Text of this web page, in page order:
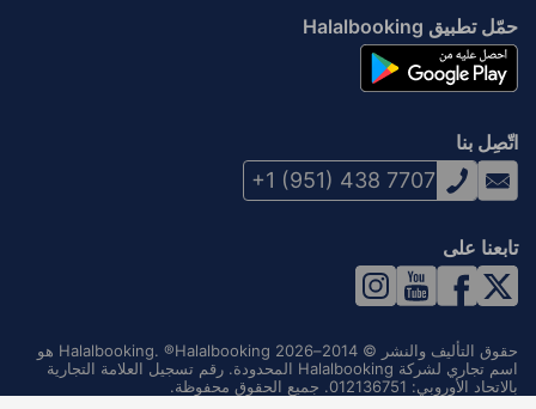
حمّل تطبيق Halalbooking
اتّصِل بنا
+1 (951) 438 7707
تابعنا على
حقوق التأليف والنشر © 2014–2026 Halalbooking. ®Halalbooking هو
اسم تجاري لشركة Halalbooking المحدودة. رقم تسجيل العلامة التجارية
بالاتحاد الأوروبي: 012136751. جميع الحقوق محفوظة.